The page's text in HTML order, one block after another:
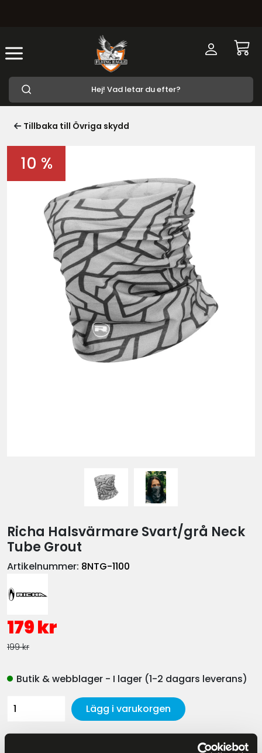
Tillbaka till Övriga skydd
10 %
Richa Halsvärmare Svart/grå Neck
Tube Grout
Artikelnummer: 8NTG-1100
179 kr
199 kr
Butik & webblager - I lager (1-2 dagars leverans)
Lägg i varukorgen